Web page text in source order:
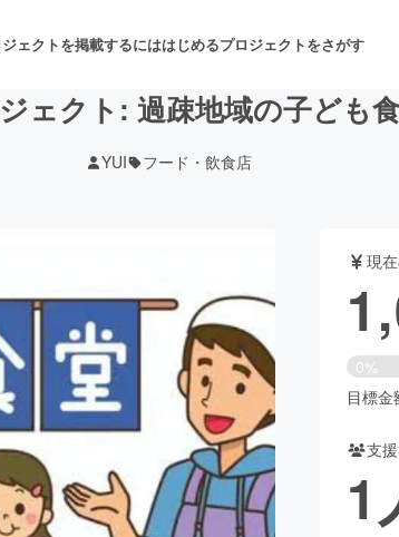
ェクトを掲載するにははじめるプロジェクトをさがす
舞台・パフォーマンス
サービス開発 フード・飲食店
出版 アニメ・漫画
ジ ビューティー・ヘル
ェクト: 過疎地域の子ども
YUI フード・飲食店
現
0%
目標
支
1